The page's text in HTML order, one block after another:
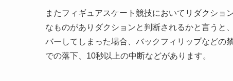
またフィギュアスケート競技においてリダクショ
なものがありダクションと判断されるかと言うと
バーしてしまった場合、バックフィリップなどの
での落下、10秒以上の中断などがあります。